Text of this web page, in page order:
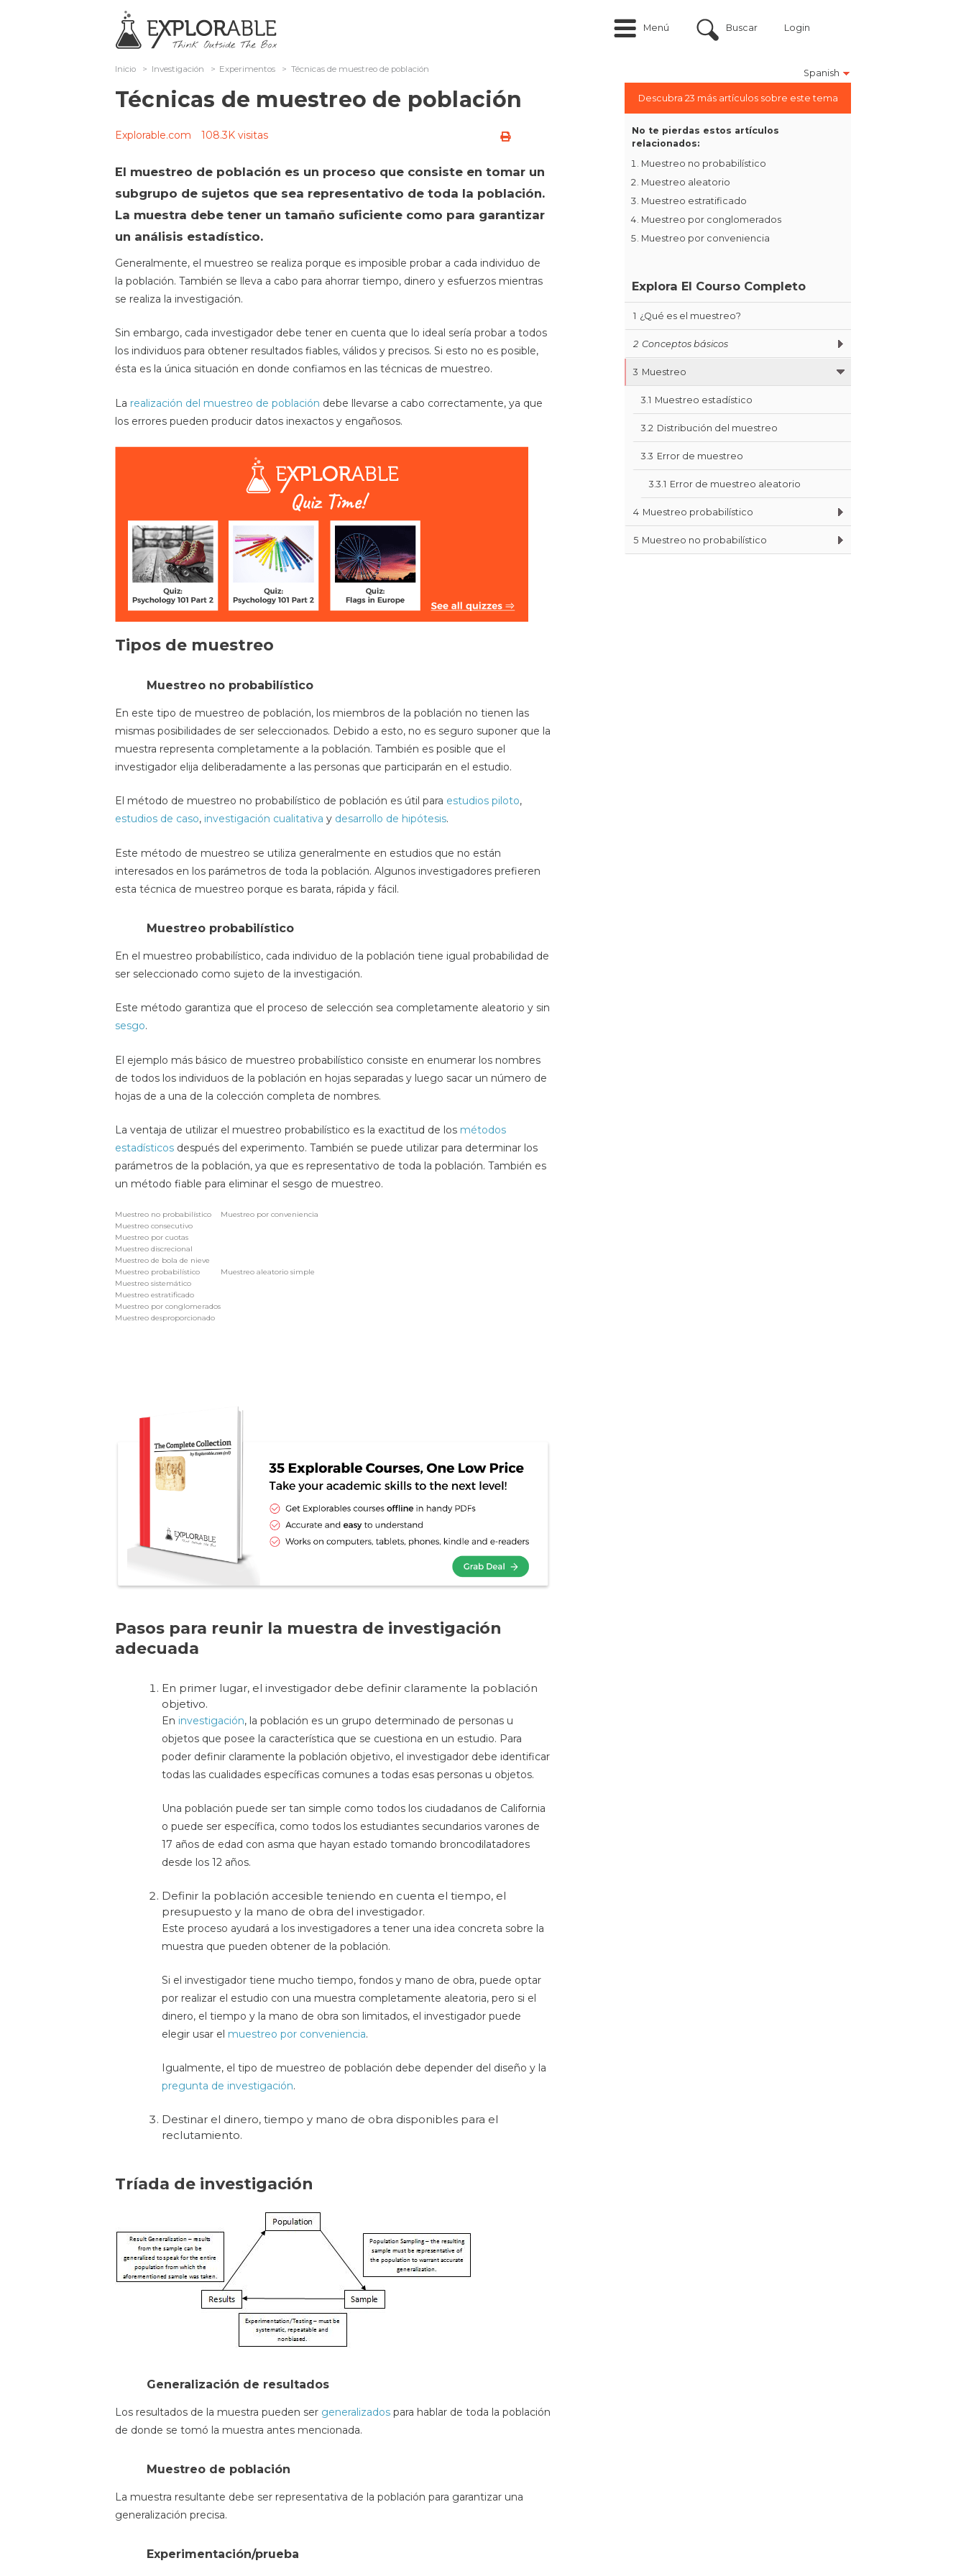
Menú Buscar Login
Spanish
Inicio > Investigación > Experimentos > Técnicas de muestreo de población
Técnicas de muestreo de población
Explorable.com 108.3K visitas
El muestreo de población es un proceso que consiste en tomar un
subgrupo de sujetos que sea representativo de toda la población.
La muestra debe tener un tamaño suficiente como para garantizar
un análisis estadístico.
Generalmente, el muestreo se realiza porque es imposible probar a cada individuo de
la población. También se lleva a cabo para ahorrar tiempo, dinero y esfuerzos mientras
se realiza la investigación.
Sin embargo, cada investigador debe tener en cuenta que lo ideal sería probar a todos
los individuos para obtener resultados fiables, válidos y precisos. Si esto no es posible,
ésta es la única situación en donde confiamos en las técnicas de muestreo.
La realización del muestreo de población debe llevarse a cabo correctamente, ya que
los errores pueden producir datos inexactos y engañosos.
Tipos de muestreo
Muestreo no probabilístico
En este tipo de muestreo de población, los miembros de la población no tienen las
mismas posibilidades de ser seleccionados. Debido a esto, no es seguro suponer que la
muestra representa completamente a la población. También es posible que el
investigador elija deliberadamente a las personas que participarán en el estudio.
El método de muestreo no probabilístico de población es útil para estudios piloto,
estudios de caso, investigación cualitativa y desarrollo de hipótesis.
Este método de muestreo se utiliza generalmente en estudios que no están
interesados ​​en los parámetros de toda la población. Algunos investigadores prefieren
esta técnica de muestreo porque es barata, rápida y fácil.
Muestreo probabilístico
En el muestreo probabilístico, cada individuo de la población tiene igual probabilidad de
ser seleccionado como sujeto de la investigación.
Este método garantiza que el proceso de selección sea completamente aleatorio y sin
sesgo.
El ejemplo más básico de muestreo probabilístico consiste en enumerar los nombres
de todos los individuos de la población en hojas separadas y luego sacar un número de
hojas de a una de la colección completa de nombres.
La ventaja de utilizar el muestreo probabilístico es la exactitud de los métodos
estadísticos después del experimento. También se puede utilizar para determinar los
parámetros de la población, ya que es representativo de toda la población. También es
un método fiable para eliminar el sesgo de muestreo.
Muestreo no probabilístico
Muestreo por conveniencia
Muestreo consecutivo
Muestreo por cuotas
Muestreo discrecional
Muestreo de bola de nieve
Muestreo probabilístico
Muestreo aleatorio simple
Muestreo sistemático
Muestreo estratificado
Muestreo por conglomerados
Muestreo desproporcionado
Pasos para reunir la muestra de investigación
adecuada
En primer lugar, el investigador debe definir claramente la población
objetivo.
En investigación, la población es un grupo determinado de personas u
objetos que posee la característica que se cuestiona en un estudio. Para
poder definir claramente la población objetivo, el investigador debe identificar
todas las cualidades específicas comunes a todas esas personas u objetos.
Una población puede ser tan simple como todos los ciudadanos de California
o puede ser específica, como todos los estudiantes secundarios varones de
17 años de edad con asma que hayan estado tomando broncodilatadores
desde los 12 años.
Definir la población accesible teniendo en cuenta el tiempo, el
presupuesto y la mano de obra del investigador.
Este proceso ayudará a los investigadores a tener una idea concreta sobre la
muestra que pueden obtener de la población.
Si el investigador tiene mucho tiempo, fondos y mano de obra, puede optar
por realizar el estudio con una muestra completamente aleatoria, pero si el
dinero, el tiempo y la mano de obra son limitados, el investigador puede
elegir usar el muestreo por conveniencia.
Igualmente, el tipo de muestreo de población debe depender del diseño y la
pregunta de investigación.
Destinar el dinero, tiempo y mano de obra disponibles para el
reclutamiento.
Tríada de investigación
Generalización de resultados
Los resultados de la muestra pueden ser generalizados para hablar de toda la población
de donde se tomó la muestra antes mencionada.
Muestreo de población
La muestra resultante debe ser representativa de la población para garantizar una
generalización precisa.
Experimentación/prueba
Descubra 23 más artículos sobre este tema
No te pierdas estos artículos
relacionados:
Muestreo no probabilístico
Muestreo aleatorio
Muestreo estratificado
Muestreo por conglomerados
Muestreo por conveniencia
Explora El Courso Completo
1 ¿Qué es el muestreo?
2 Conceptos básicos
3 Muestreo
3.1 Muestreo estadístico
3.2 Distribución del muestreo
3.3 Error de muestreo
3.3.1 Error de muestreo aleatorio
4 Muestreo probabilístico
5 Muestreo no probabilístico